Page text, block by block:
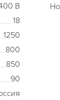
В
18
1250
800
850
90